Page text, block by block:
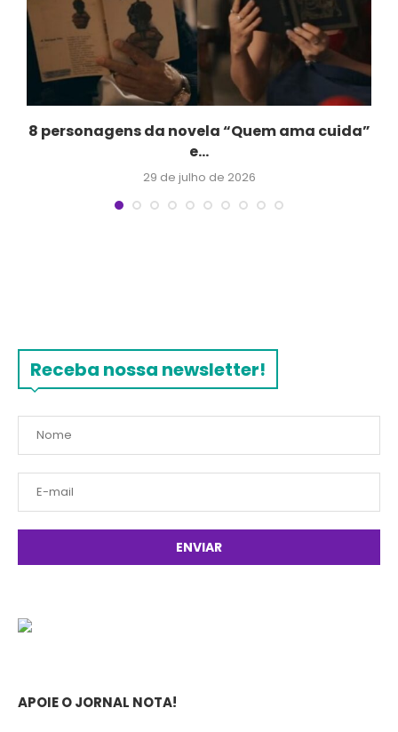
8 personagens da novela “Quem ama cuida”
e...
29 de julho de 2026
Receba nossa newsletter!
APOIE O JORNAL NOTA!